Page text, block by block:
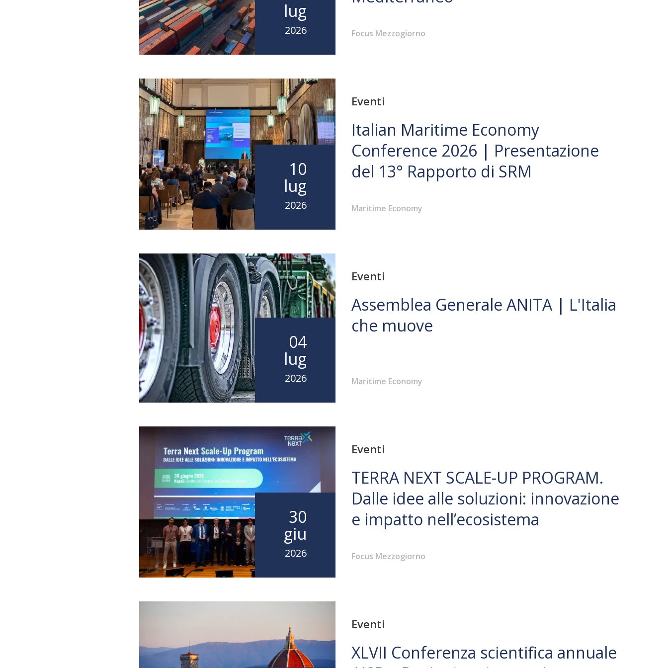
lug
2026 Focus Mezzogiorno
10
lug
2026
Eventi
Italian Maritime Economy
Conference 2026 | Presentazione
del 13° Rapporto di SRM
Maritime Economy
04
lug
2026
Eventi
Assemblea Generale ANITA | L'Italia
che muove
Maritime Economy
30
giu
2026
Eventi
TERRA NEXT SCALE-UP PROGRAM.
Dalle idee alle soluzioni: innovazione
e impatto nell’ecosistema
Focus Mezzogiorno
Eventi
XLVII Conferenza scientifica annuale